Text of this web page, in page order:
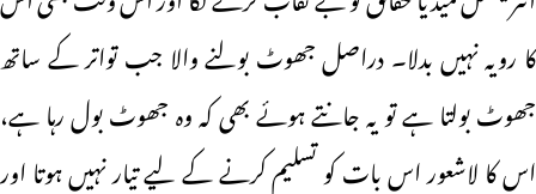
کا رویہ نہیں بدلا۔ دراصل جھوٹ بولنے والا جب تواتر کے ساتھ
جھوٹ بولتا ہے تو یہ جانتے ہوئے بھی کہ وہ جھوٹ بول رہا ہے،
اس کا لاشعور اس بات کو تسلیم کرنے کے لیے تیار نہیں ہوتا اور